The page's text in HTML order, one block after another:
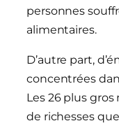
personnes
alimentaires.
D’autre part,
concentrées
Les 26 plus
de richesses